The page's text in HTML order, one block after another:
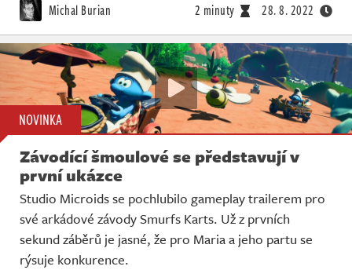
Michal Burian 2 minuty 28. 8. 2022
NOVINKA
Závodící šmoulové se představují v
první ukázce
Studio Microids se pochlubilo gameplay trailerem pro
své arkádové závody Smurfs Karts. Už z prvních
sekund záběrů je jasné, že pro Maria a jeho partu se
rýsuje konkurence.